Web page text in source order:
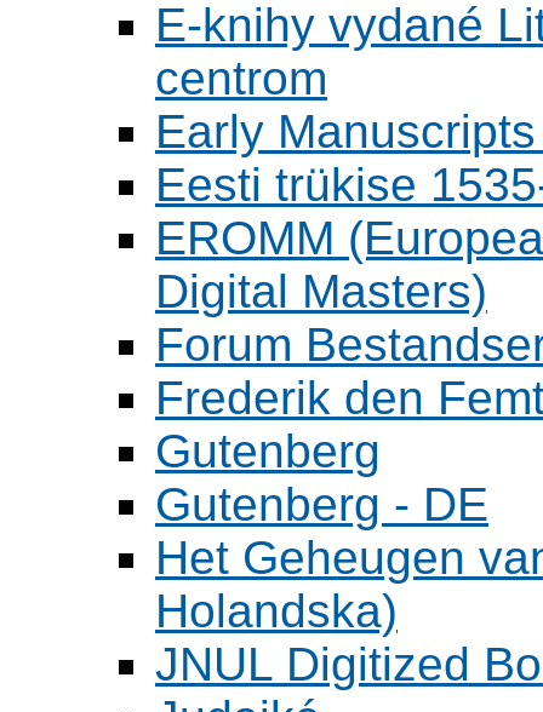
E-knihy vydané
centrom
Early
Eesti trükise
EROMM
Digital Masters)
Forum
Frederik den
Gutenberg
Gutenberg - DE
Het Geheugen
Holandska)
JNUL Digitized